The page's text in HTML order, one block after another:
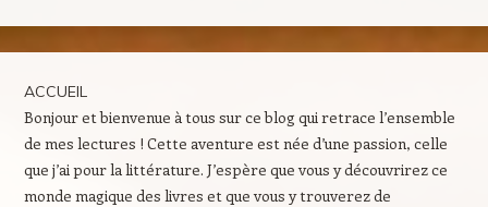
ACCUEIL
Bonjour et bienvenue à tous sur ce blog qui retrace l’ensemble
de mes lectures ! Cette aventure est née d’une passion, celle
que j’ai pour la littérature. J’espère que vous y découvrirez ce
monde magique des livres et que vous y trouverez de